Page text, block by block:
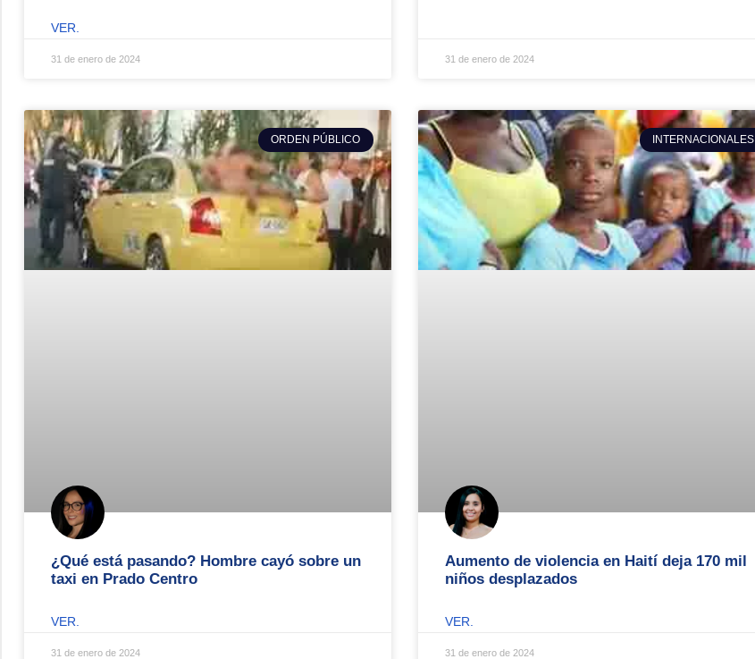
VER.
31 de enero de 2024 31 de enero de 2024
ORDEN PÚBLICO
¿Qué está pasando? Hombre cayó sobre un
taxi en Prado Centro
VER.
31 de enero de 2024
INTERNACIONALES
Aumento de violencia en Haití deja 170 mil
niños desplazados
VER.
31 de enero de 2024